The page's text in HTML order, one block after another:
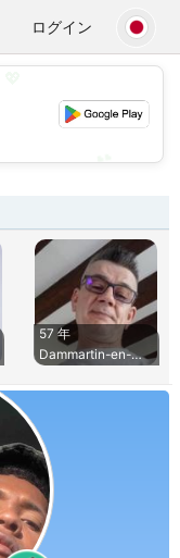
ログイン
57 年
Dammartin-en-Goele